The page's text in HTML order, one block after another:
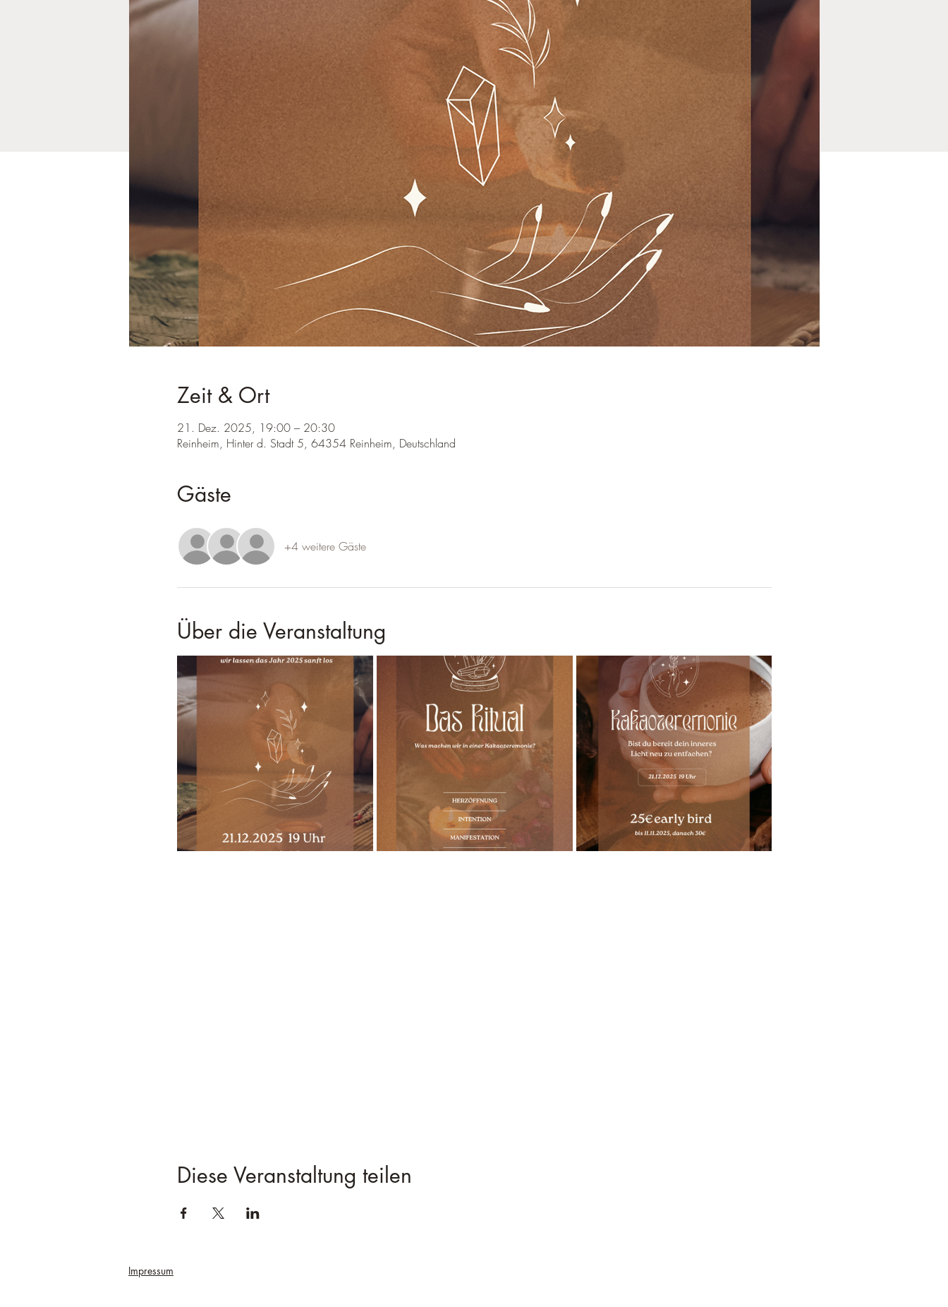
Zeit & Ort
21. Dez. 2025, 19:00 – 20:30
Reinheim, Hinter d. Stadt 5, 64354 Reinheim, Deutschland
Gäste
+4 weitere Gäste
Über die Veranstaltung
Diese Veranstaltung teilen
Impressum